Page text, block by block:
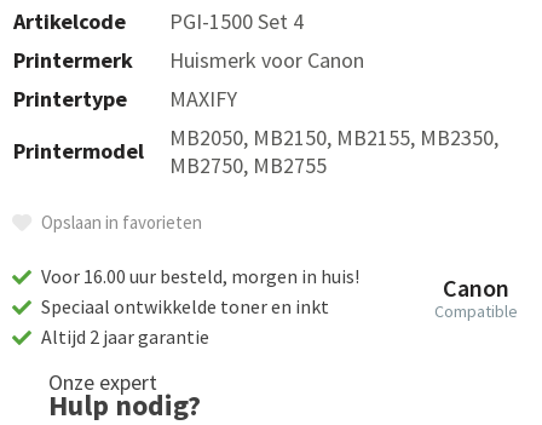
Artikelcode
PGI-1500 Set 4
Printermerk
Huismerk voor Canon
Printertype
MAXIFY
Printermodel
MB2050, MB2150, MB2155, MB2350,
MB2750, MB2755
Opslaan in favorieten
Canon
Compatible
Voor 16.00 uur besteld, morgen in huis!
Speciaal ontwikkelde toner en inkt
Altijd 2 jaar garantie
Onze expert
Hulp nodig?